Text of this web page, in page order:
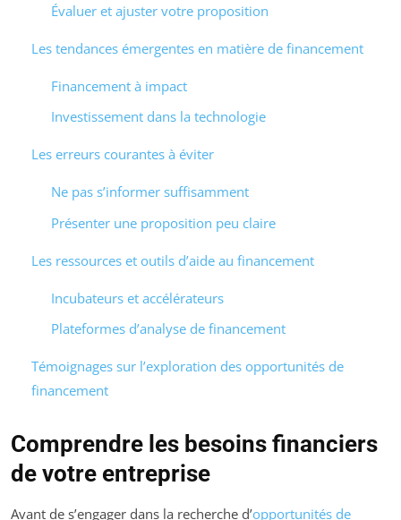
Évaluer et ajuster votre proposition
Les tendances émergentes en matière de financement
Financement à impact
Investissement dans la technologie
Les erreurs courantes à éviter
Ne pas s’informer suffisamment
Présenter une proposition peu claire
Les ressources et outils d’aide au financement
Incubateurs et accélérateurs
Plateformes d’analyse de financement
Témoignages sur l’exploration des opportunités de
financement
Comprendre les besoins financiers
de votre entreprise
Avant de s’engager dans la recherche d’opportunités de